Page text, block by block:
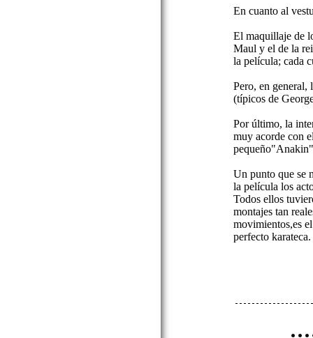
En cuanto al
El maquillaje de
Maul y el de la
la película; cada
Pero, en general,
(típicos de
Por último, la
muy acorde con
Un punto que se
la película los
Todos ellos
montajes tan
movimientos,es
perfecto karateca.